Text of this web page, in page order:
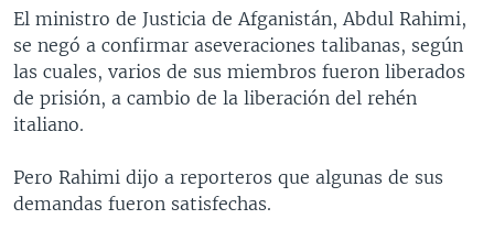
ECUADOR
VENEZUELA
BRASIL
HONDURAS
NICARAGUA
MUNDO
ECONOMÍA
ENTRETENIMIENTO Y CULTURA
TECNOLOGÍA
DEPORTES
CIENCIA Y SALUD
UCRANIA
MULTIMEDIA
VIDEOS
FOTOGRAFÍA
AUDIOS
PROGRAMAS TV
EL MUNDO AL DÍA
FORO INTERAMERICANO
VISIÓN 360
RADIO
AVANCE INFORMATIVO
AUDIONOTICIAS
DIRECT
DOCUMENTALES DE LA VOA
El ministro de Justicia de Afganistán, Abdul Rahimi,
se negó a confirmar aseveraciones talibanas, según
las cuales, varios de sus miembros fueron liberados
de prisión, a cambio de la liberación del rehén
italiano.
Pero Rahimi dijo a reporteros que algunas de sus
demandas fueron satisfechas.